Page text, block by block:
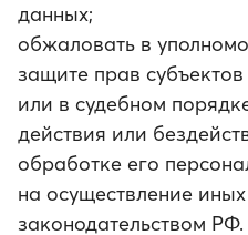
данных;
обжаловать в
защите прав
или в судебном
действия или
обработке его
на осуществление
законодательством РФ.